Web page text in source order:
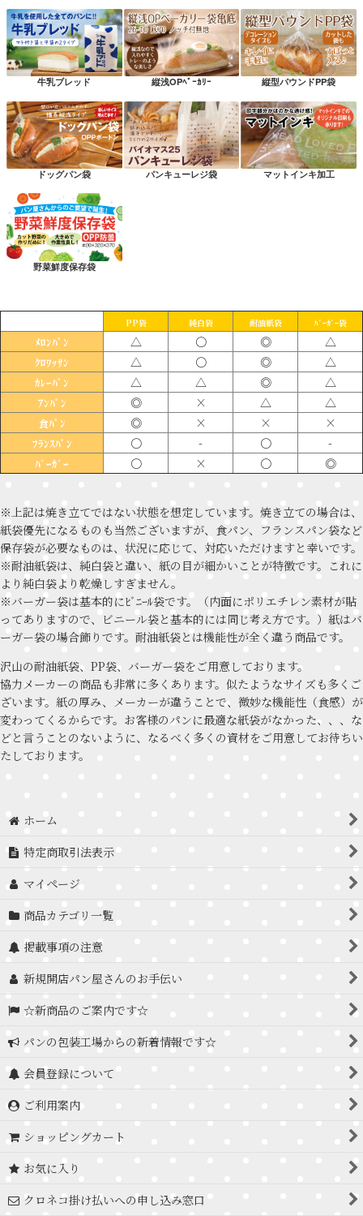
牛乳ブレッド 縦浅OPﾍﾞｰｶﾘｰ 縦型パウンドPP袋
ドッグパン袋 パンキューレジ袋 マットインキ加工
野菜鮮度保存袋
PP袋 純白袋 耐油紙袋 ﾊﾞｰｶﾞｰ袋
ﾒﾛﾝﾊﾟﾝ △ 〇 ◎ △
ｸﾛﾜｯｻﾝ △ 〇 ◎ △
ｶﾚｰﾊﾟﾝ △ △ ◎ △
ｱﾝﾊﾟﾝ ◎ × △ △
食ﾊﾟﾝ ◎ × × ×
ﾌﾗﾝｽﾊﾟﾝ 〇 - 〇 -
ﾊﾞｰｶﾞｰ 〇 × 〇 ◎
※上記は焼き立てではない状態を想定しています。焼き立ての場合は、
紙袋優先になるものも当然ございますが、食パン、フランスパン袋など
保存袋が必要なものは、状況に応じて、対応いただけますと幸いです。
※耐油紙袋は、純白袋と違い、紙の目が細かいことが特徴です。これに
より純白袋より乾燥しすぎません。
※バーガー袋は基本的にﾋﾞﾆｰﾙ袋です。（内面にポリエチレン素材が貼
ってありますので、ビニール袋と基本的には同じ考え方です。）紙はバ
ーガー袋の場合飾りです。耐油紙袋とは機能性が全く違う商品です。
沢山の耐油紙袋、PP袋、バーガー袋をご用意しております。
協力メーカーの商品も非常に多くあります。似たようなサイズも多くご
ざいます。紙の厚み、メーカーが違うことで、微妙な機能性（食感）が
変わってくるからです。お客様のパンに最適な紙袋がなかった、、、な
どと言うことのないように、なるべく多くの資材をご用意してお待ちい
たしております。
ホーム
特定商取引法表示
マイページ
商品カテゴリ一覧
掲載事項の注意
新規開店パン屋さんのお手伝い
☆新商品のご案内です☆
パンの包装工場からの新着情報です☆
会員登録について
ご利用案内
ショッピングカート
お気に入り
クロネコ掛け払いへの申し込み窓口